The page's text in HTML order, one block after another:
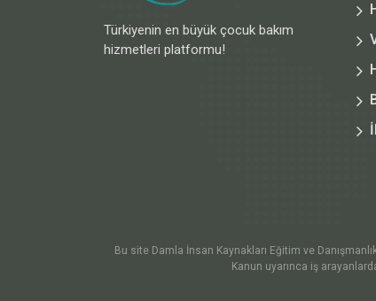
Türkiyenin en büyük çocuk bakım
hizmetleri platformu!
Bu site Damla İnsan Kaynakları Eğitim ve
Kanun uyarınca iş